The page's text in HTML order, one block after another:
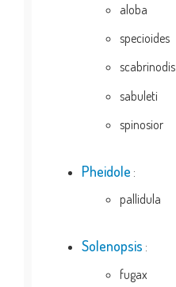
aloba
specioides
scabrinodis
sabuleti
spinosior
Pheidole :
pallidula
Solenopsis :
fugax